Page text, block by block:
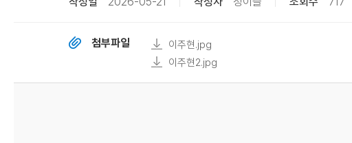
첨부파일
이주현.jpg
이주현2.jpg